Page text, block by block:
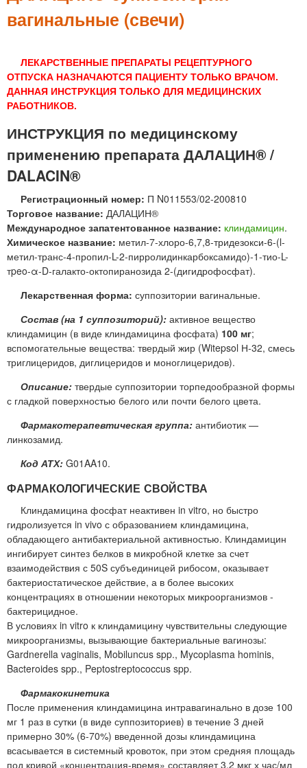
вагинальные (свечи)
ЛЕКАРСТВЕННЫЕ ПРЕПАРАТЫ РЕЦЕПТУРНОГО
ОТПУСКА НАЗНАЧАЮТСЯ ПАЦИЕНТУ ТОЛЬКО ВРАЧОМ.
ДАННАЯ ИНСТРУКЦИЯ ТОЛЬКО ДЛЯ МЕДИЦИНСКИХ
РАБОТНИКОВ.
ИНСТРУКЦИЯ по медицинскому
применению препарата ДАЛАЦИН® /
DALACIN®
Регистрационный номер: П N011553/02-200810
Торговое название: ДАЛАЦИН®
Международное запатентованное название: клиндамицин.
Химическое название: метил-7-хлоро-6,7,8-тридезокси-6-(l-
метил-транс-4-пропил-L-2-пирролидинкарбоксамидо)-1-тио-L-
тpeo-α-D-галакто-октопиранозида 2-(дигидрофосфат).
Лекарственная форма: суппозитории вагинальные.
Состав (на 1 суппозиторий): активное вещество
клиндамицин (в виде клиндамицина фосфата) 100 мг;
вспомогательные вещества: твердый жир (Witepsol Н-32, смесь
триглицеридов, диглицеридов и моноглицеридов).
Описание: твердые суппозитории торпедообразной формы
с гладкой поверхностью белого или почти белого цвета.
Фармакотерапевтическая группа: антибиотик —
линкозамид.
Код АТХ: G01AA10.
ФАРМАКОЛОГИЧЕСКИЕ СВОЙСТВА
Клиндамицина фосфат неактивен in vitro, но быстро
гидролизуется in vivo с образованием клиндамицина,
обладающего антибактериальной активностью. Клиндамицин
ингибирует синтез белков в микробной клетке за счет
взаимодействия с 50S субъединицей рибосом, оказывает
бактериостатическое действие, а в более высоких
концентрациях в отношении некоторых микроорганизмов -
бактерицидное.
В условиях in vitro к клиндамицину чувствительны следующие
микроорганизмы, вызывающие бактериальные вагинозы:
Gardnerella vaginalis, Mobiluncus spp., Mycoplasma hominis,
Bacteroides spp., Peptostreptococcus spp.
Фармакокинетика
После применения клиндамицина интравагинально в дозе 100
мг 1 раз в сутки (в виде суппозиториев) в течение 3 дней
примерно 30% (6-70%) введенной дозы клиндамицина
всасывается в системный кровоток, при этом средняя площадь
под кривой «концентрация-время» составляет 3,2 мкг х час/мл